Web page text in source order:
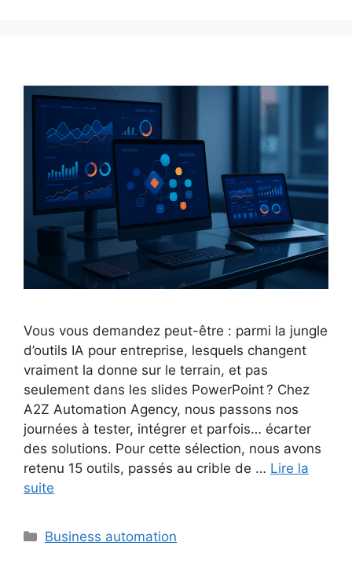
Vous vous demandez peut-être : parmi la jungle
d’outils IA pour entreprise, lesquels changent
vraiment la donne sur le terrain, et pas
seulement dans les slides PowerPoint ? Chez
A2Z Automation Agency, nous passons nos
journées à tester, intégrer et parfois… écarter
des solutions. Pour cette sélection, nous avons
retenu 15 outils, passés au crible de … Lire la
suite
Catégories
Business automation